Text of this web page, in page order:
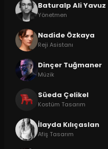
Baturalp Ali Yavuz
Yönetmen
Nadide Özkaya
Reji Asistanı
Dinçer Tuğmaner
Müzik
Süeda Çelikel
Kostüm Tasarım
İlayda Kılıçaslan
Afiş Tasarım